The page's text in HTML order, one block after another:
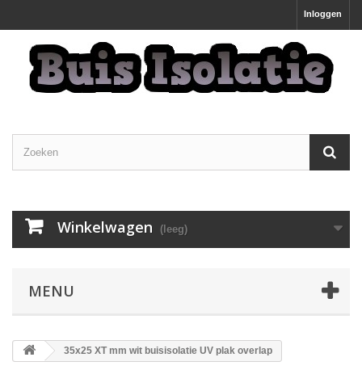
Inloggen
Winkelwagen (leeg)
MENU
35x25 XT mm wit buisisolatie UV plak overlap